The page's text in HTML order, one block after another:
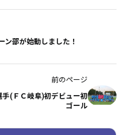
ン部が始動しました！
前のページ
(ＦＣ岐阜)初デビュー初
ゴール